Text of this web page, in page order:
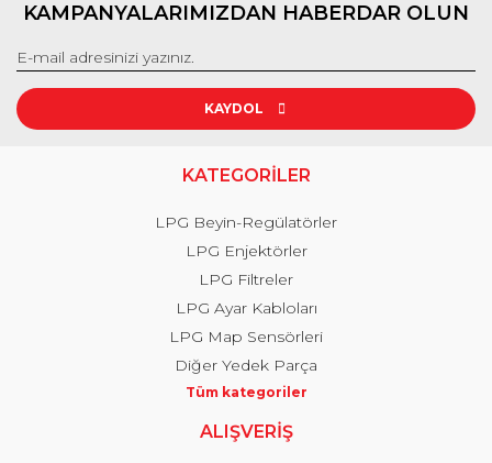
KAMPANYALARIMIZDAN HABERDAR OLUN
KAYDOL
KATEGORİLER
LPG Beyin-Regülatörler
LPG Enjektörler
LPG Filtreler
LPG Ayar Kabloları
LPG Map Sensörleri
Diğer Yedek Parça
Tüm kategoriler
ALIŞVERİŞ